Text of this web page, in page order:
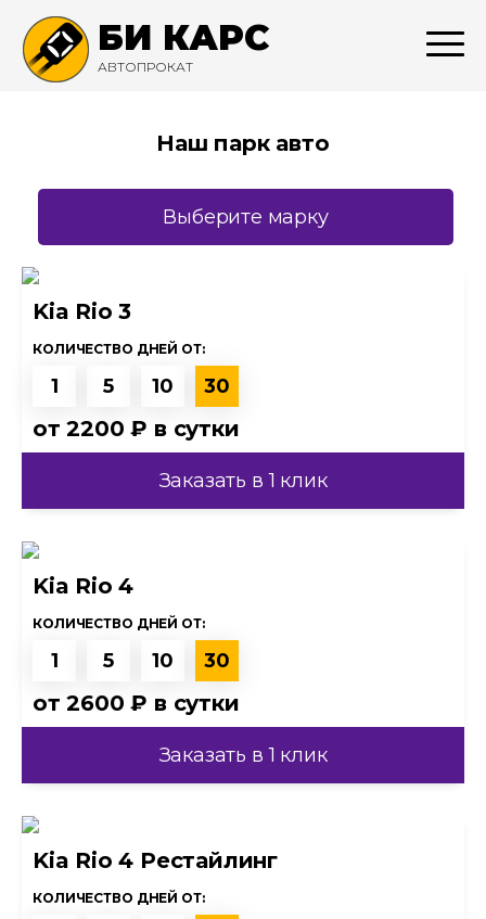
БИ КАРС
АВТОПРОКАТ
Наш парк авто
Выберите марку
Kia Rio 3
КОЛИЧЕСТВО ДНЕЙ ОТ:
1 5 10 30
от2200 ₽ в сутки
Заказать в 1 клик
Kia Rio 4
КОЛИЧЕСТВО ДНЕЙ ОТ:
1 5 10 30
от2600 ₽ в сутки
Заказать в 1 клик
Kia Rio 4 Рестайлинг
КОЛИЧЕСТВО ДНЕЙ ОТ: